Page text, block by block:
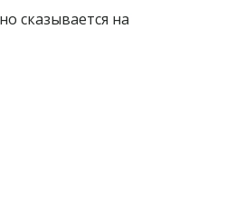
сказывается на